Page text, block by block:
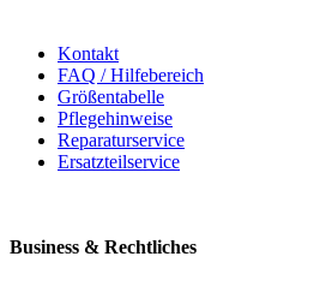
Kontakt
FAQ / Hilfebereich
Größentabelle
Pflegehinweise
Reparaturservice
Ersatzteilservice
Business & Rechtliches